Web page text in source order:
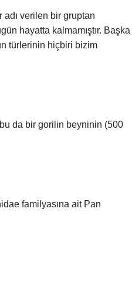
verilen bir gruptan
hayatta kalmamıştır. Başka
türlerinin hiçbiri bizim
da bir gorilin beyninin (500
familyasına ait Pan